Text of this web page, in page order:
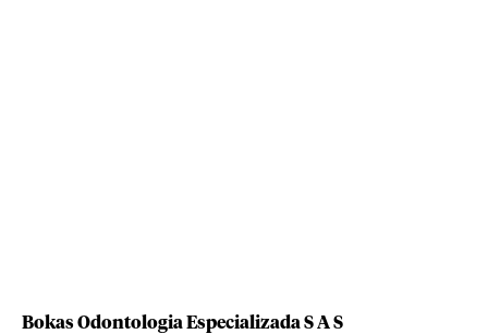
Bokas Odontologia Especializada S A S